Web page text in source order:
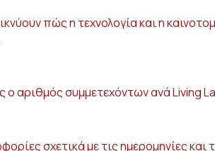
πώς η τεχνολογία και η
αριθμός συμμετεχόντων ανά Living
σχετικά με τις ημερομηνίες